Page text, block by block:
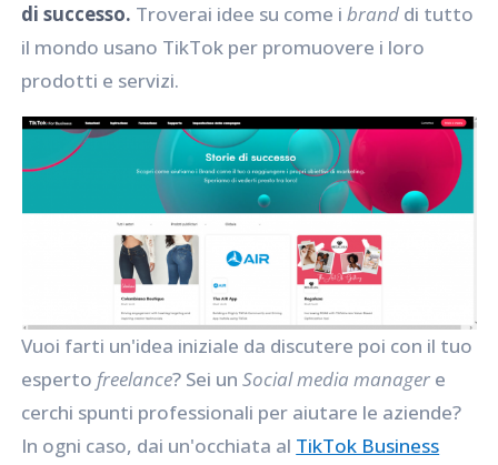
di successo. Troverai idee su come ibrand di tutto
il mondo usano TikTok per promuovere i loro
prodotti e servizi.
Vuoi farti un'idea iniziale da discutere poi con il tuo
esperto freelance? Sei unSocial media manager e
cerchi spunti professionali per aiutare le aziende?
In ogni caso, dai un'occhiata al TikTok Business